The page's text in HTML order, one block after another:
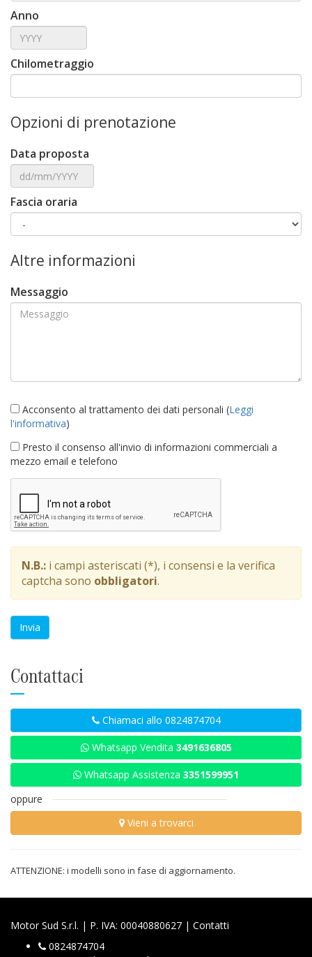
Anno
Chilometraggio
Opzioni di prenotazione
Data proposta
Fascia oraria
Altre informazioni
Messaggio
Acconsento al trattamento dei dati personali (Leggi
l'informativa)
Presto il consenso all'invio di informazioni commerciali a
mezzo email e telefono
N.B.: i campi asteriscati (*), i consensi e la verifica
captcha sono obbligatori.
Invia
Contattaci
Chiamaci allo 0824874704
Whatsapp Vendita 3491636805
Whatsapp Assistenza 3351599951
oppure
Vieni a trovarci
ATTENZIONE: i modelli sono in fase di aggiornamento.
Motor Sud S.r.l. | P. IVA: 00040880627 | Contatti
0824874704